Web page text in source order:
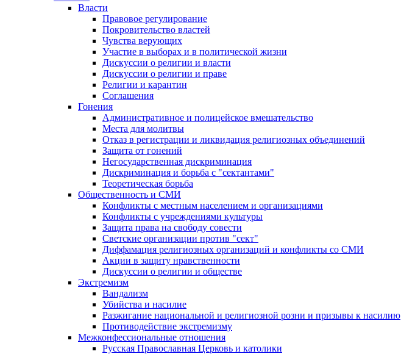
Власти
Правовое регулирование
Покровительство властей
Чувства верующих
Участие в выборах и в политической жизни
Дискуссии о религии и власти
Дискуссии о религии и праве
Религии и карантин
Соглашения
Гонения
Административное и полицейское вмешательство
Места для молитвы
Отказ в регистрации и ликвидация религиозных объединений
Защита от гонений
Негосударственная дискриминация
Дискриминация и борьба с "сектантами"
Теоретическая борьба
Общественность и СМИ
Конфликты с местным населением и организациями
Конфликты с учреждениями культуры
Защита права на свободу совести
Светские организации против "сект"
Диффамация религиозных организаций и конфликты со СМИ
Акции в защиту нравственности
Дискуссии о религии и обществе
Экстремизм
Вандализм
Убийства и насилие
Разжигание национальной и религиозной розни и призывы к насилию
Противодействие экстремизму
Межконфессиональные отношения
Русская Православная Церковь и католики